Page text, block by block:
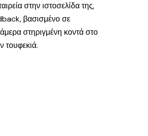
στην ιστοσελίδα της,
βασισμένο σε
στηριγμένη κοντά στο
τουφεκιά.